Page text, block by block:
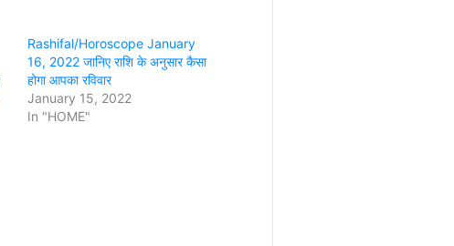
Rashifal/Horoscope January
16, 2022 जानिए राशि के अनुसार कैसा
होगा आपका रविवार
January 15, 2022
In "HOME"